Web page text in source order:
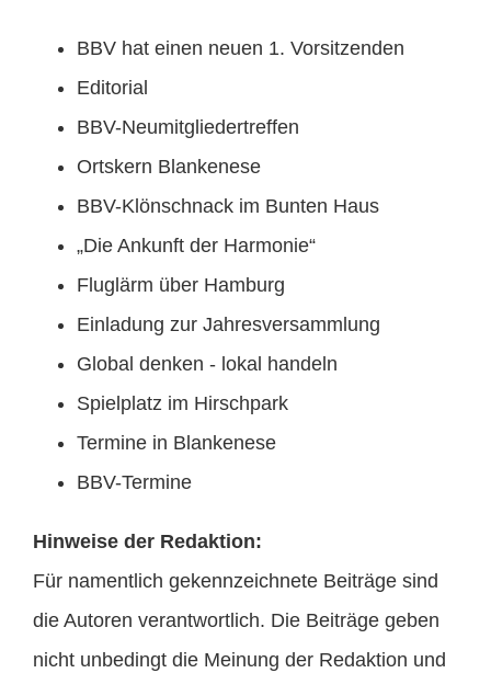
BBV hat einen neuen 1. Vorsitzenden
Editorial
BBV-Neumitgliedertreffen
Ortskern Blankenese
BBV-Klönschnack im Bunten Haus
„Die Ankunft der Harmonie“
Fluglärm über Hamburg
Einladung zur Jahresversammlung
Global denken - lokal handeln
Spielplatz im Hirschpark
Termine in Blankenese
BBV-Termine
Hinweise der Redaktion:
Für namentlich gekennzeichnete Beiträge sind
die Autoren verantwortlich. Die Beiträge geben
nicht unbedingt die Meinung der Redaktion und